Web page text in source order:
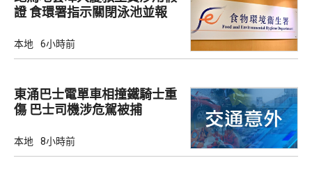
證 食環署指示關閉泳池並報
本地 6小時前
東涌巴士電單車相撞鐵騎士重
傷 巴士司機涉危駕被捕
本地 8小時前